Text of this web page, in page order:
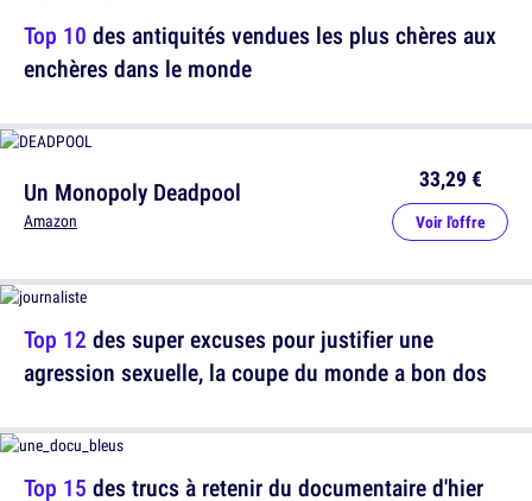
Top 10 des antiquités vendues les plus chères aux
enchères dans le monde
Top 12 des super excuses pour justifier une
agression sexuelle, la coupe du monde a bon dos
Un Monopoly Deadpool
Amazon
33,29 €
Voir l'offre
Top 15 des trucs à retenir du documentaire d'hier